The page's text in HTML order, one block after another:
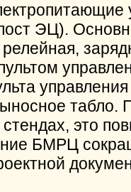
ЭЦ).
табло.
это
БМРЦ